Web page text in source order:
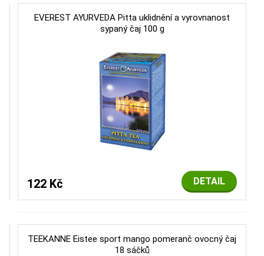
EVEREST AYURVEDA Pitta uklidnění a vyrovnanost
sypaný čaj 100 g
DETAIL
122 Kč
TEEKANNE Eistee sport mango pomeranč ovocný čaj
18 sáčků